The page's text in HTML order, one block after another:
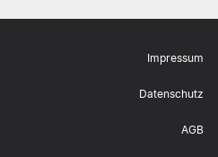
Impressum
Datenschutz
AGB